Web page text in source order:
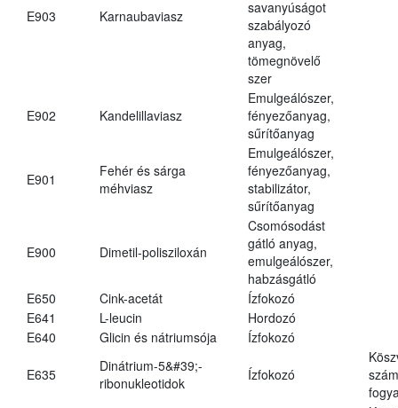
E903 Karnaubaviasz
savanyúságot
szabályozó
anyag,
tömegnövelő
szer
E902 Kandelillaviasz
Emulgeálószer,
fényezőanyag,
sűrítőanyag
E901
Fehér és sárga
méhviasz
Emulgeálószer,
fényezőanyag,
stabilizátor,
sűrítőanyag
E900 Dimetil-polisziloxán
Csomósodást
gátló anyag,
emulgeálószer,
habzásgátló
E650
Cink-acetát
Ízfokozó
E641
L-leucin
Hordozó
E640
Glicin és nátriumsója Ízfokozó
E635
Dinátrium-5&#39;-
ribonukleotidok
Ízfokozó